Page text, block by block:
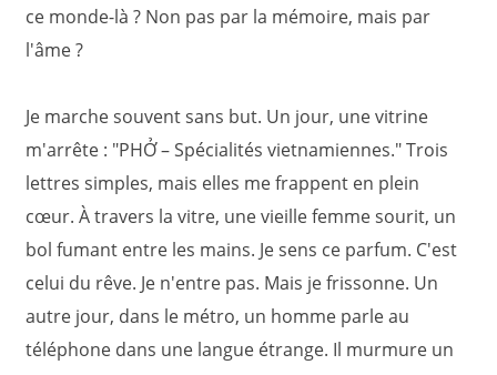
ce monde-là ? Non pas par la mémoire, mais par
l'âme ?
Je marche souvent sans but. Un jour, une vitrine
m'arrête : "PHỞ – Spécialités vietnamiennes." Trois
lettres simples, mais elles me frappent en plein
cœur. À travers la vitre, une vieille femme sourit, un
bol fumant entre les mains. Je sens ce parfum. C'est
celui du rêve. Je n'entre pas. Mais je frissonne. Un
autre jour, dans le métro, un homme parle au
téléphone dans une langue étrange. Il murmure un